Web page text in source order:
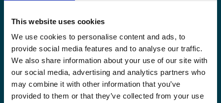
This website uses cookies
We use cookies to personalise content and ads, to
provide social media features and to analyse our traffic.
We also share information about your use of our site with
our social media, advertising and analytics partners who
may combine it with other information that you’ve
provided to them or that they’ve collected from your use
Email
(Vereist)